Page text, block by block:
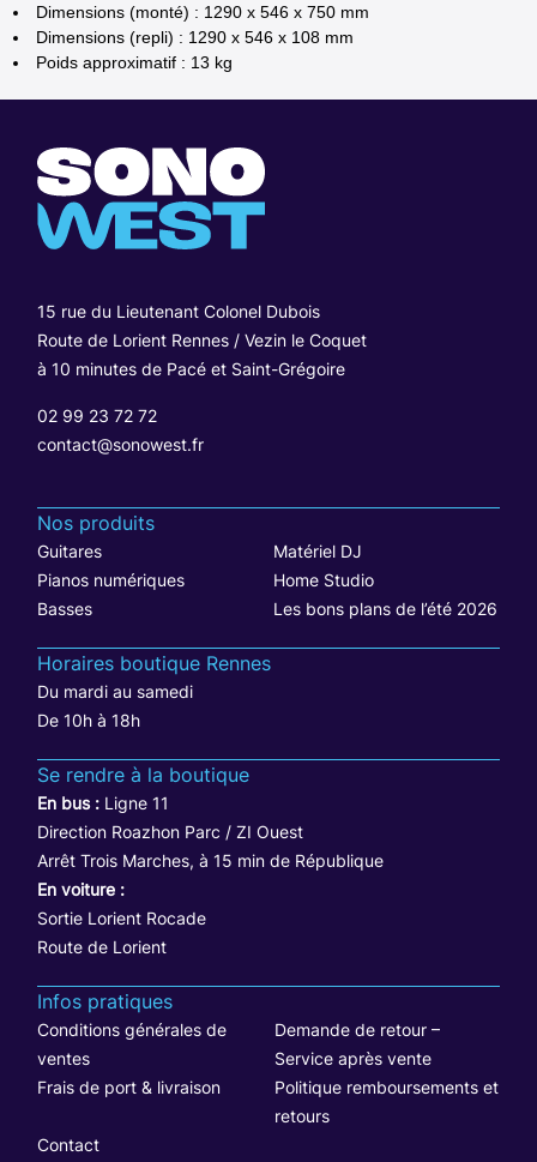
Dimensions (monté) : 1290 x 546 x 750 mm
Dimensions (repli) : 1290 x 546 x 108 mm
Poids approximatif : 13 kg
15 rue du Lieutenant Colonel Dubois
Route de Lorient Rennes / Vezin le Coquet
à 10 minutes de Pacé et Saint-Grégoire
02 99 23 72 72
contact@sonowest.fr
Nos produits
Guitares
Matériel DJ
Pianos numériques
Home Studio
Basses
Les bons plans de l’été 2026
Horaires boutique Rennes
Du mardi au samedi
De 10h à 18h
Se rendre à la boutique
En bus : Ligne 11
Direction Roazhon Parc / ZI Ouest
Arrêt Trois Marches, à 15 min de République
En voiture :
Sortie Lorient Rocade
Route de Lorient
Infos pratiques
Conditions générales de
ventes
Demande de retour –
Service après vente
Frais de port & livraison
Politique remboursements et
retours
Contact